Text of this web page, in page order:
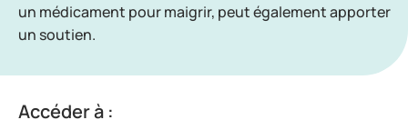
un médicament pour maigrir, peut également apporter
un soutien.
Accéder à :